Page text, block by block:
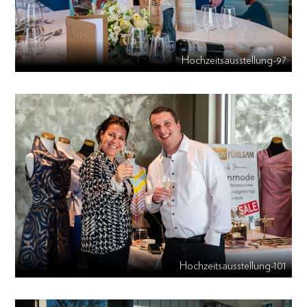
Hochzeitsausstellung-97
Hochzeitsausstellung-101